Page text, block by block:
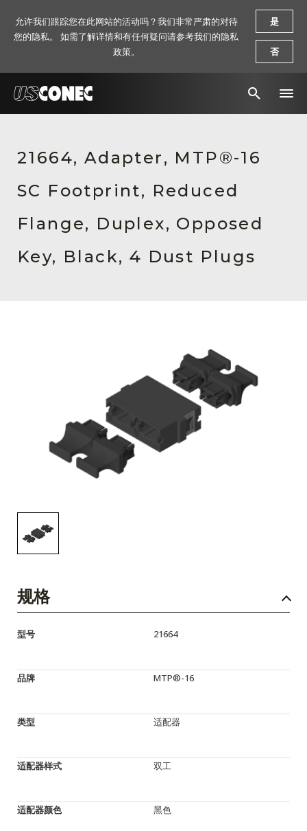
解决方案
产品
资源
关于我们
21664, Adapter, MTP®-16
SC Footprint, Reduced
Flange, Duplex, Opposed
Key, Black, 4 Dust Plugs
规格
型号 21664
品牌 MTP®-16
类型 适配器
适配器样式 双工
适配器颜色 黑色
允许我们跟踪您在此网站的活动吗？我们非常严肃的对待
您的隐私。 如需了解详情和有任何疑问请参考我们的隐私
政策。
是
否